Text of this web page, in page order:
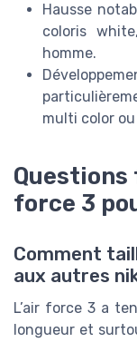
Hausse
coloris
homme.
multi color
Questions
force 3
Comment
aux autres
L’air force 3 a
longueur et